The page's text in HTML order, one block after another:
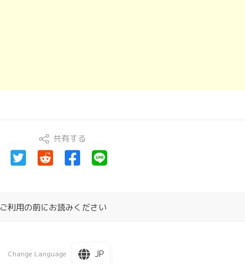
共有する
ご利用の前にお読みください
Change Language JP